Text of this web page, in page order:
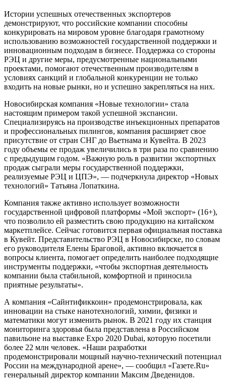
Истории успешных отечественных экспортеров
демонстрируют, что российские компании способны
конкурировать на мировом уровне благодаря грамотному
использованию возможностей государственной поддержки и
инновационным подходам в бизнесе. Поддержка со стороны
РЭЦ и другие меры, предусмотренные национальными
проектами, помогают отечественным производителям в
условиях санкций и глобальной конкуренции не только
входить на новые рынки, но и успешно закрепляться на них.
Новосибирская компания «Новые технологии» стала
настоящим примером такой успешной экспансии.
Специализируясь на производстве инъекционных препаратов
и профессиональных пилингов, компания расширяет свое
присутствие от стран СНГ до Вьетнама и Кувейта. В 2023
году объемы ее продаж увеличились в три раза по сравнению
с предыдущим годом. «Важную роль в развитии экспортных
продаж сыграли меры государственной поддержки,
реализуемые РЭЦ и ЦПЭ», — подчеркнула директор «Новых
технологий» Татьяна Лопаткина.
Компания также активно использует возможности
государственной цифровой платформы «Мой экспорт» (16+),
что позволило ей разместить свою продукцию на китайском
маркетплейсе. Сейчас готовится первая официальная поставка
в Кувейт. Представительство РЭЦ в Новосибирске, по словам
его руководителя Елены Браговой, активно включается в
вопросы клиента, помогает определить наиболее подходящие
инструменты поддержки, «чтобы экспортная деятельность
компании была стабильной, комфортной и приносила
приятные результаты».
А компания «Сайнтификкоин» продемонстрировала, как
инновации на стыке нанотехнологий, химии, физики и
математики могут изменить рынок. В 2021 году их станция
мониторинга здоровья была представлена в Российском
павильоне на выставке Expo 2020 Dubai, которую посетили
более 22 млн человек. «Наши разработки
продемонстрировали мощный научно-технический потенциал
России на международной арене», — сообщил «Газете.Ru»
генеральный директор компании Максим Дведенидов.